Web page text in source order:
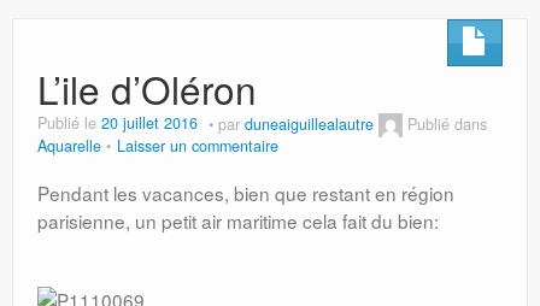
L’ile d’Oléron
Publié le 20 juillet 2016 par duneaiguillealautre
Publié dans
Aquarelle
Laisser un commentaire
Pendant les vacances, bien que restant en région
parisienne, un petit air maritime cela fait du bien: